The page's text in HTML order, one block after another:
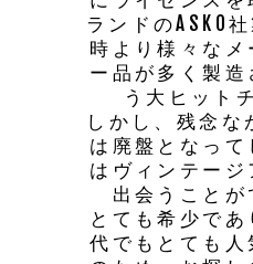
ランドのASKO
時より様々な
ー品が多く製造
う大ヒット
しかし、残念な
は廃盤となっ
はヴィンテー
出会うことが
とても希少で
代でもとても人